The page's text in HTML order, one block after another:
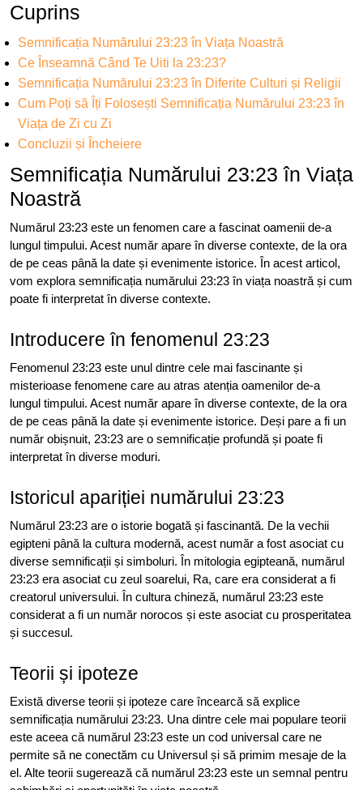
Cuprins
Semnificația Numărului 23:23 în Viața Noastră
Ce Înseamnă Când Te Uiti la 23:23?
Semnificația Numărului 23:23 în Diferite Culturi și Religii
Cum Poți să Îți Folosești Semnificația Numărului 23:23 în
Viața de Zi cu Zi
Concluzii și Încheiere
Semnificația Numărului 23:23 în Viața
Noastră
Numărul 23:23 este un fenomen care a fascinat oamenii de-a
lungul timpului. Acest număr apare în diverse contexte, de la ora
de pe ceas până la date și evenimente istorice. În acest articol,
vom explora semnificația numărului 23:23 în viața noastră și cum
poate fi interpretat în diverse contexte.
Introducere în fenomenul 23:23
Fenomenul 23:23 este unul dintre cele mai fascinante și
misterioase fenomene care au atras atenția oamenilor de-a
lungul timpului. Acest număr apare în diverse contexte, de la ora
de pe ceas până la date și evenimente istorice. Deși pare a fi un
număr obișnuit, 23:23 are o semnificație profundă și poate fi
interpretat în diverse moduri.
Istoricul apariției numărului 23:23
Numărul 23:23 are o istorie bogată și fascinantă. De la vechii
egipteni până la cultura modernă, acest număr a fost asociat cu
diverse semnificații și simboluri. În mitologia egipteană, numărul
23:23 era asociat cu zeul soarelui, Ra, care era considerat a fi
creatorul universului. În cultura chineză, numărul 23:23 este
considerat a fi un număr norocos și este asociat cu prosperitatea
și succesul.
Teorii și ipoteze
Există diverse teorii și ipoteze care încearcă să explice
semnificația numărului 23:23. Una dintre cele mai populare teorii
este aceea că numărul 23:23 este un cod universal care ne
permite să ne conectăm cu Universul și să primim mesaje de la
el. Alte teorii sugerează că numărul 23:23 este un semnal pentru